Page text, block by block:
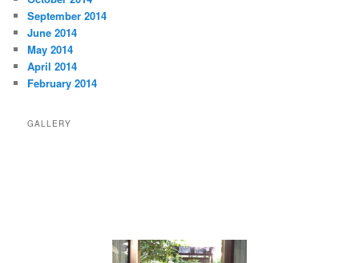
September 2014
June 2014
May 2014
April 2014
February 2014
GALLERY